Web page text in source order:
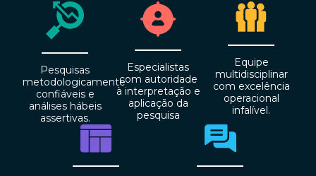
Pesquisas
metodologicamente
confiáveis e
análises hábeis
assertivas.
Especialistas
com autoridade
à interpretação e
aplicação da
pesquisa
Equipe
multidisciplinar
com excelência
operacional
infalível.